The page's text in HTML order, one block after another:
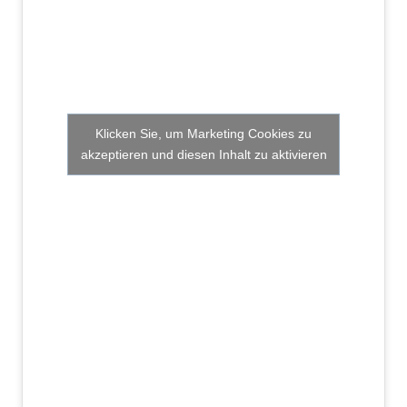
Klicken Sie, um Marketing Cookies zu
akzeptieren und diesen Inhalt zu aktivieren